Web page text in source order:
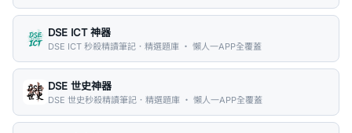
DSE ICT 神器
DSE ICT 秒殺精讀筆記．精選題庫 ・ 懶人一APP全覆蓋
DSE 世史神器
DSE 世史秒殺精讀筆記．精選題庫 ・ 懶人一APP全覆蓋